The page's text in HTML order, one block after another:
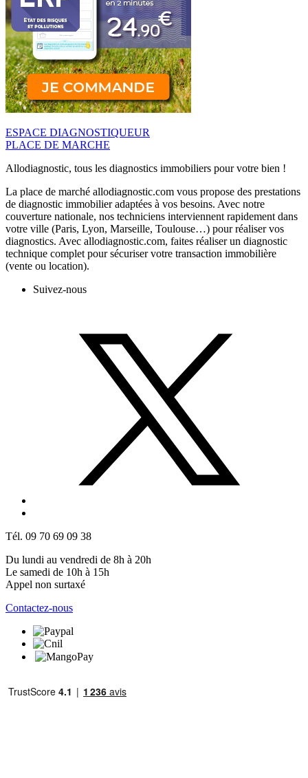
ESPACE DIAGNOSTIQUEUR
PLACE DE MARCHE
Allodiagnostic, tous les diagnostics immobiliers pour votre bien !
La place de marché allodiagnostic.com vous propose des prestations
de diagnostic immobilier adaptées à vos besoins. Avec notre
couverture nationale, nos techniciens interviennent rapidement dans
votre ville (Paris, Lyon, Marseille, Toulouse…) pour réaliser vos
diagnostics. Avec allodiagnostic.com, faites réaliser un diagnostic
technique complet pour sécuriser votre transaction immobilière
(vente ou location).
Suivez-nous
Tél. 09 70 69 09 38
Du lundi au vendredi de 8h à 20h
Le samedi de 10h à 15h
Appel non surtaxé
Contactez-nous